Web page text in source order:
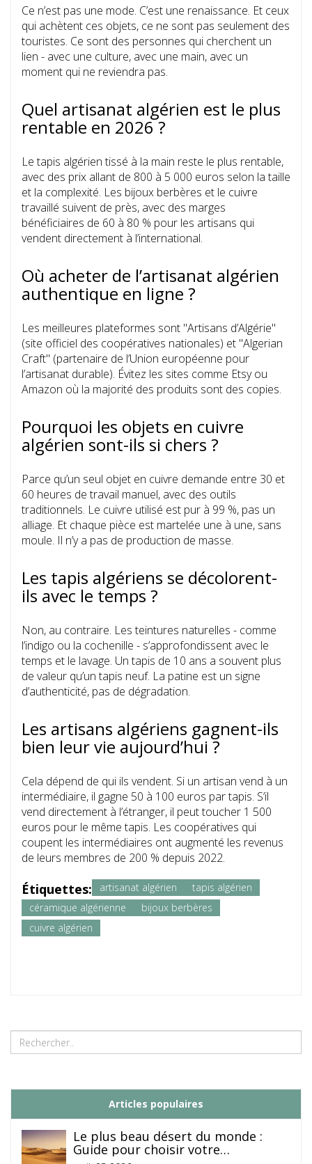
Ce n’est pas une mode. C’est une renaissance. Et ceux
qui achètent ces objets, ce ne sont pas seulement des
touristes. Ce sont des personnes qui cherchent un
lien - avec une culture, avec une main, avec un
moment qui ne reviendra pas.
Quel artisanat algérien est le plus
rentable en 2026 ?
Le tapis algérien tissé à la main reste le plus rentable,
avec des prix allant de 800 à 5 000 euros selon la taille
et la complexité. Les bijoux berbères et le cuivre
travaillé suivent de près, avec des marges
bénéficiaires de 60 à 80 % pour les artisans qui
vendent directement à l’international.
Où acheter de l’artisanat algérien
authentique en ligne ?
Les meilleures plateformes sont "Artisans d’Algérie"
(site officiel des coopératives nationales) et "Algerian
Craft" (partenaire de l’Union européenne pour
l’artisanat durable). Évitez les sites comme Etsy ou
Amazon où la majorité des produits sont des copies.
Pourquoi les objets en cuivre
algérien sont-ils si chers ?
Parce qu’un seul objet en cuivre demande entre 30 et
60 heures de travail manuel, avec des outils
traditionnels. Le cuivre utilisé est pur à 99 %, pas un
alliage. Et chaque pièce est martelée une à une, sans
moule. Il n’y a pas de production de masse.
Les tapis algériens se décolorent-
ils avec le temps ?
Non, au contraire. Les teintures naturelles - comme
l’indigo ou la cochenille - s’approfondissent avec le
temps et le lavage. Un tapis de 10 ans a souvent plus
de valeur qu’un tapis neuf. La patine est un signe
d’authenticité, pas de dégradation.
Les artisans algériens gagnent-ils
bien leur vie aujourd’hui ?
Cela dépend de qui ils vendent. Si un artisan vend à un
intermédiaire, il gagne 50 à 100 euros par tapis. S’il
vend directement à l’étranger, il peut toucher 1 500
euros pour le même tapis. Les coopératives qui
coupent les intermédiaires ont augmenté les revenus
de leurs membres de 200 % depuis 2022.
Étiquettes: artisanat algérien
tapis algérien
céramique algérienne
bijoux berbères
cuivre algérien
Articles populaires
Le plus beau désert du monde :
Guide pour choisir votre